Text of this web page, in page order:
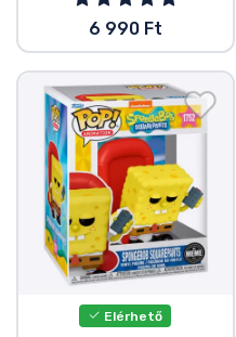
6 990 Ft
Elérhető